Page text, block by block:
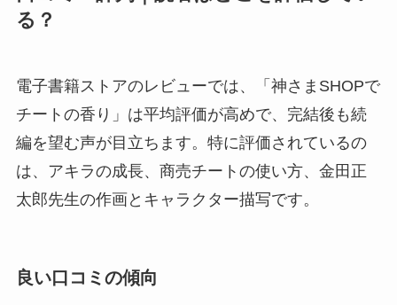
る？
電子書籍ストアのレビューでは、「神さまSHOPで
チートの香り」は平均評価が高めで、完結後も続
編を望む声が目立ちます。特に評価されているの
は、アキラの成長、商売チートの使い方、金田正
太郎先生の作画とキャラクター描写です。
良い口コミの傾向